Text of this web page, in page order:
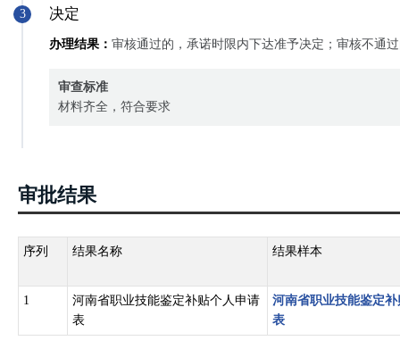
3 决定
办理结果： 审核通过的，承诺时限内下达准予决定；审核不通
审查标准
材料齐全，符合要求
审批结果
序列 结果名称 结果样本
1
河南省职业技能鉴定补贴个人申请
表
河南省职业技能鉴定
表